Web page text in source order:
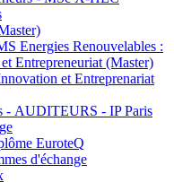
Energies Renouvelables :
Entrepreneuriat (Master)
et Entreprenariat
- AUDITEURS - IP Paris
EuroteQ
d'échange